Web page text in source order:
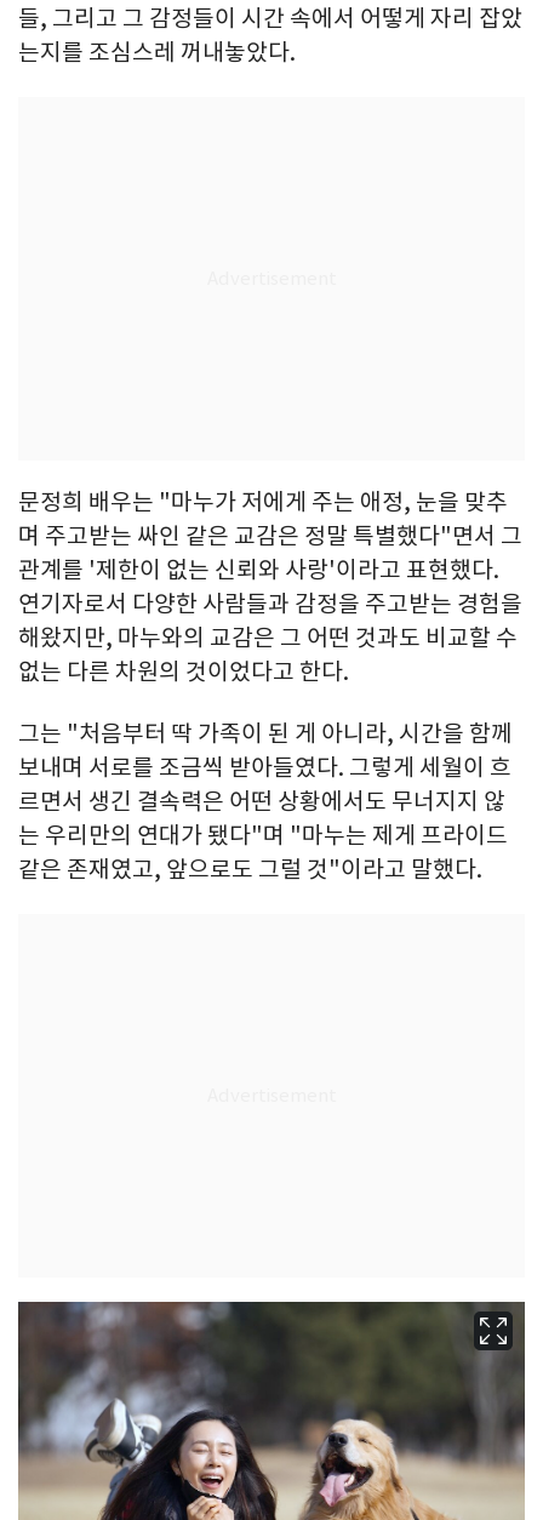
들, 그리고 그 감정들이 시간 속에서 어떻게 자리 잡았
는지를 조심스레 꺼내놓았다.
문정희 배우는 "마누가 저에게 주는 애정, 눈을 맞추
며 주고받는 싸인 같은 교감은 정말 특별했다"면서 그
관계를 '제한이 없는 신뢰와 사랑'이라고 표현했다.
연기자로서 다양한 사람들과 감정을 주고받는 경험을
해왔지만, 마누와의 교감은 그 어떤 것과도 비교할 수
없는 다른 차원의 것이었다고 한다.
그는 "처음부터 딱 가족이 된 게 아니라, 시간을 함께
보내며 서로를 조금씩 받아들였다. 그렇게 세월이 흐
르면서 생긴 결속력은 어떤 상황에서도 무너지지 않
는 우리만의 연대가 됐다"며 "마누는 제게 프라이드
같은 존재였고, 앞으로도 그럴 것"이라고 말했다.